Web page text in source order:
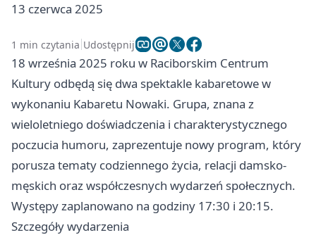
13 czerwca 2025
1 min czytania Udostępnij
18 września 2025 roku w Raciborskim Centrum
Kultury odbędą się dwa spektakle kabaretowe w
wykonaniu Kabaretu Nowaki. Grupa, znana z
wieloletniego doświadczenia i charakterystycznego
poczucia humoru, zaprezentuje nowy program, który
porusza tematy codziennego życia, relacji damsko-
męskich oraz współczesnych wydarzeń społecznych.
Występy zaplanowano na godziny 17:30 i 20:15.
Szczegóły wydarzenia